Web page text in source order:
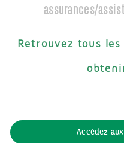
assurances/
Retrouvez tous
Accédez